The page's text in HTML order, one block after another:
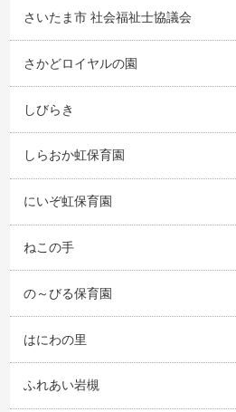
さいたま市 社会福祉士協議会
さかどロイヤルの園
しびらき
しらおか虹保育園
にいぞ虹保育園
ねこの手
の～びる保育園
はにわの里
ふれあい岩槻